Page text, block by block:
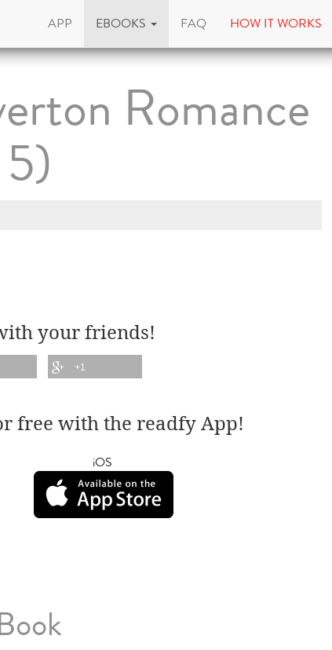
APP EBOOKS FAQ HOW IT WORKS
Romance
your friends!
+1
free with the readfy App!
iOS